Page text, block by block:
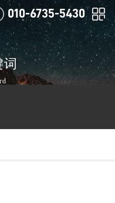
010-6735-5430
词